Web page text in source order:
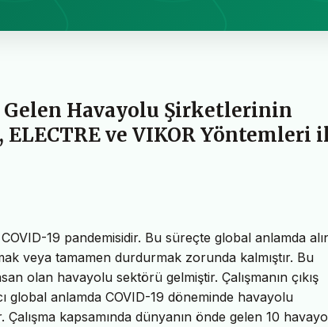
Gelen Havayolu Şirketlerinin
ve VIKOR Yöntemleri
19 pandemisidir. Bu süreçte global anlamda
veya tamamen durdurmak zorunda kalmıştır. Bu
olan havayolu sektörü gelmiştir. Çalışmanın çıkış
global anlamda COVID-19 döneminde havayolu
kapsamında dünyanın önde gelen 10